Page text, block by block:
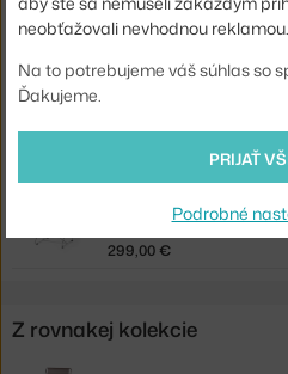
HAY
209,00 €
299,00 €
Z rovnakej kolekcie
neobťažovali nevhodnou reklamou.
Na to potrebujeme váš súhlas so
Ďakujeme.
PRIJAŤ
Podrobné